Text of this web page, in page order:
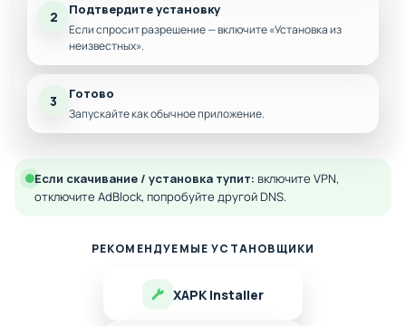
2 Подтвердите установку
Если спросит разрешение — включите «Установка из
неизвестных».
3 Готово
Запускайте как обычное приложение.
Если скачивание / установка тупит: включите VPN,
отключите AdBlock, попробуйте другой DNS.
РЕКОМЕНДУЕМЫЕ УСТАНОВЩИКИ
XAPK Installer